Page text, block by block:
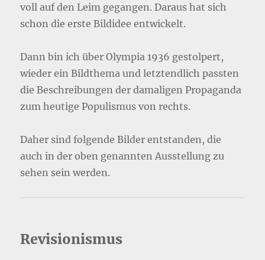
voll auf den Leim gegangen. Daraus hat sich
schon die erste Bildidee entwickelt.
Dann bin ich über Olympia 1936 gestolpert,
wieder ein Bildthema und letztendlich passten
die Beschreibungen der damaligen Propaganda
zum heutige Populismus von rechts.
Daher sind folgende Bilder entstanden, die
auch in der oben genannten Ausstellung zu
sehen sein werden.
Revisionismus